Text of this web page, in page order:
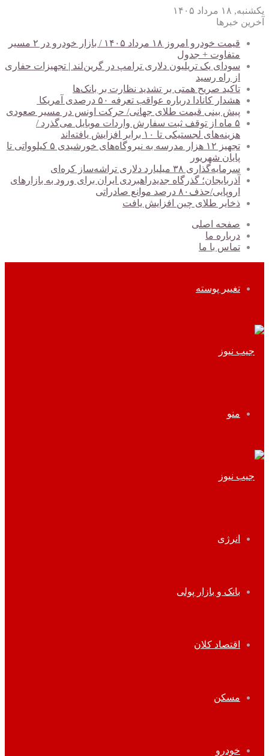
یکشنبه, ۱۸ مرداد ۱۴۰۵
آخرین خبرها
قیمت خودرو امروز ۱۸ مرداد ۱۴۰۵ / بازار خودرو در ۲ مسیر
متفاوت + جدول
سودای یک تریلیون دلاری ترامپ در گرین‌لند | تجهیزات حفاری
از راه رسید
تاکید صریح همتی بر تشدید نظارت بر بانک‌ها
هشدار کانادا درباره عواقب تعرفه ۵۰ درصدی آمریکا
پیش بینی قیمت طلای جهانی/ حرکت اونس در مسیر صعودی
۵ ماه از توقف ثبت سفارش واردات موبایل می‌گذرد /
هزینه‌های لجستیکی تا ۱۰ برابر افزایش یافته‌اند
تجهیز ۱۲ هزار مدرسه به نیروگاه‌های خورشیدی ۵ کیلوواتی تا
پایان شهریور
سرمایه‌گذاری ۳۸ میلیارد دلاری تراشه‌ساز کره‌ای
آذربایجان؛ گذرگاه جدیدراهبردی ایران برای ورود به بازارهای
اروپایی/حذف۸۰ درصد موانع صادراتی
ذخایر طلای چین افزایش یافت
صفحه اصلی
درباره ما
تماس با ما
تغییر پوسته
منو
انرژی
بانک و بازار پولی
اقتصاد کلان
مسکن
خودرو